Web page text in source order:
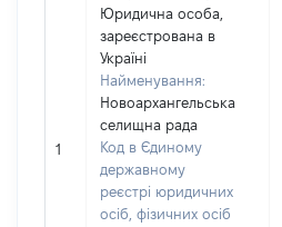
1
Юридична особа,
зареєстрована в
Україні
Найменування:
Новоархангельська
селищна рада
Код в Єдиному
державному
реєстрі юридичних
осіб, фізичних осіб